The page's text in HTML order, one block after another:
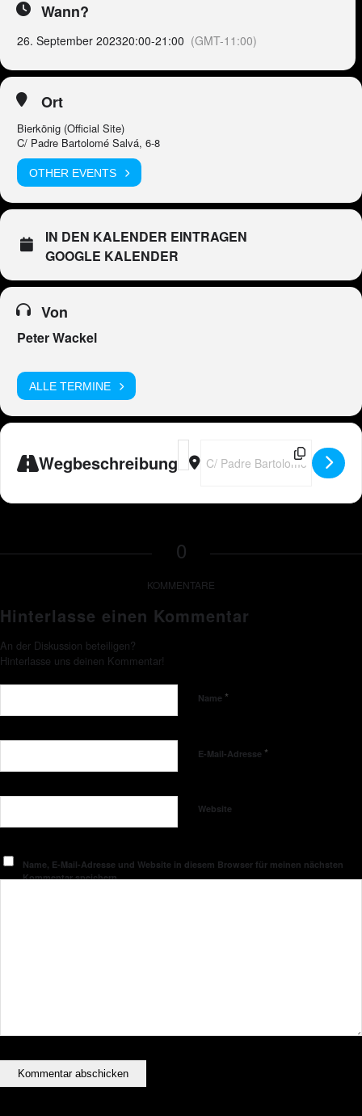
Wann?
26. September 202320:00-21:00 (GMT-11:00)
Ort
Bierkönig (Official Site)
C/ Padre Bartolomé Salvá, 6-8
OTHER EVENTS
IN DEN KALENDER EINTRAGEN
GOOGLE KALENDER
Von
Peter Wackel
ALLE TERMINE
Wegbeschreibung
Address - ESP - Peter Wackel
Destination Address - ESP -
0
KOMMENTARE
Hinterlasse einen Kommentar
An der Diskussion beteiligen?
Hinterlasse uns deinen Kommentar!
Name *
E-Mail-Adresse *
Website
Name, E-Mail-Adresse und Website in diesem Browser für meinen nächsten
Kommentar speichern.